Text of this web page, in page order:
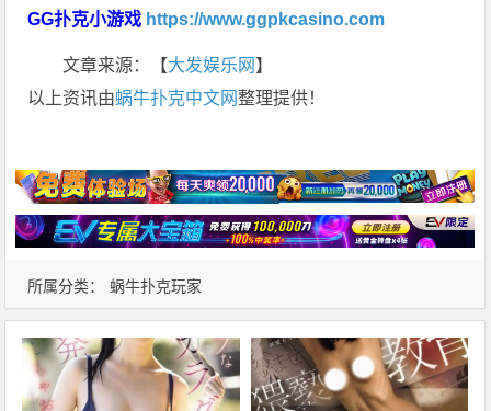
所属分类： 蜗牛扑克玩家
GG扑克小游戏 https://www.ggpkcasino.com
文章来源：【大发娱乐网 】
以上资讯由蜗牛扑克中文网整理提供！